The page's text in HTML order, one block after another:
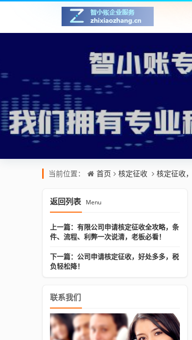
当前位置： 首页 核定征收 核定征收
返回列表 Menu
上一篇：有限公司申请核定征收全攻略，条
件、流程、利弊一次说清，老板必看！
下一篇：公司申请核定征收，好处多多，税
负轻松降！
联系我们